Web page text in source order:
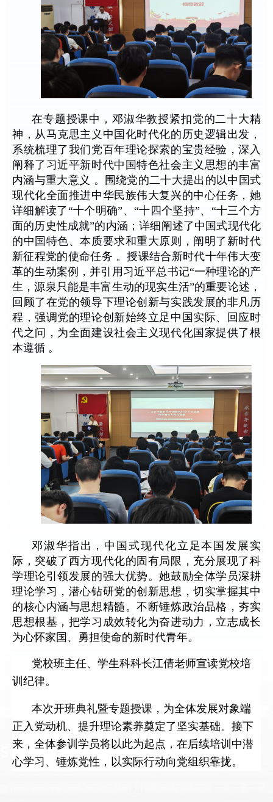
在专题授课中，邓淑华教授紧扣党的二十大精
神，从马克思主义中国化时代化的历史逻辑出发，
系统梳理了我们党百年理论探索的宝贵经验，深入
阐释了习近平新时代中国特色社会主义思想的丰富
内涵与重大意义 。围绕党的二十大提出的以中国式
现代化全面推进中华民族伟大复兴的中心任务，她
详细解读了“十个明确”、“十四个坚持”、“十三个方
面的历史性成就”的内涵；详细阐述了中国式现代化
的中国特色、本质要求和重大原则，阐明了新时代
新征程党的使命任务 。授课结合新时代十年伟大变
革的生动案例，并引用习近平总书记“一种理论的产
生，源泉只能是丰富生动的现实生活”的重要论述，
回顾了在党的领导下理论创新与实践发展的非凡历
程，强调党的理论创新始终立足中国实际、回应时
代之问，为全面建设社会主义现代化国家提供了根
本遵循 。
邓淑华指出，中国式现代化立足本国发展实
际，突破了西方现代化的固有局限，充分展现了科
学理论引领发展的强大优势。她鼓励全体学员深耕
理论学习，潜心钻研党的创新思想，切实掌握其中
的核心内涵与思想精髓。不断锤炼政治品格，夯实
思想根基，把学习成效转化为奋进动力，立志成长
为心怀家国、勇担使命的新时代青年。
党校班主任、学生科科长江倩老师宣读党校培
训纪律。
本次开班典礼暨专题授课，为全体发展对象端
正入党动机、提升理论素养奠定了坚实基础。接下
来，全体参训学员将以此为起点，在后续培训中潜
心学习、锤炼党性，以实际行动向党组织靠拢。